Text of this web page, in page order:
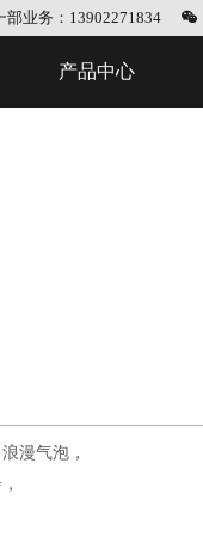
部业务：13902271834
产品中心
漫气泡，